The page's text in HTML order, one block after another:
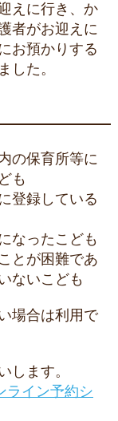
えに行き、か
者がお迎えに
お預かりする
した。
の保育所等に
も
登録している
なったこども
とが困難であ
ないこども
場合は利用で
します。
イン予約シ